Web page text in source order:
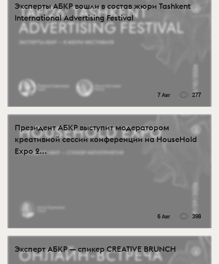
Эксперты АБКР вошли в состав жюри Tashkent
International Advertising Festival
7 Авг 277
Президент АБКР выступит модератором
креативной сессии конференции на HouseHold
Expo 2...
6 Авг 398
Эксперт АБКР — спикер CREATIVE BRUNCH